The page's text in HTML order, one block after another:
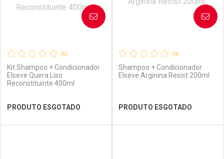
Ver Desconto Convênio Ver Desconto Convênio
(0)
Kit Shampoo + Condicionador
Elseve Quera Liso
Reconstituinte 400ml
PRODUTO ESGOTADO
AVISE-ME
(0)
Shampoo + Condicionador
Elseve Arginina Resist 200ml
PRODUTO ESGOTADO
AVISE-ME